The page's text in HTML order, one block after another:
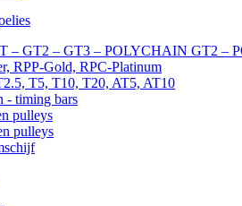
– GT2 – GT3 – POLYCHAIN GT2 –
RPP-Gold, RPC-Platinum
T5, T10, T20, AT5, AT10
- timing bars
pulleys
pulleys